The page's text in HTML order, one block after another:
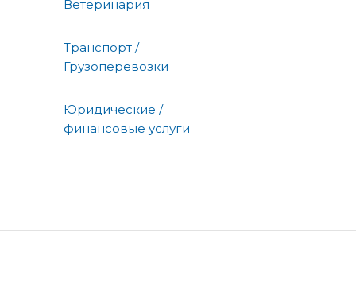
Ветеринария
Транспорт /
Грузоперевозки
Юридические /
финансовые услуги